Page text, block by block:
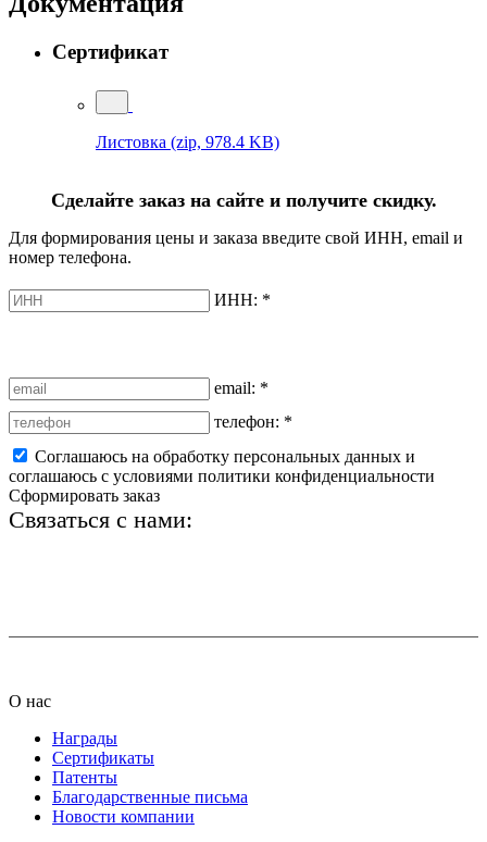
Сертификат
Листовка (zip, 978.4 KB)
Сделайте заказ на сайте и получите скидку.
Для формирования цены и заказа введите свой ИНН, email и
номер телефона.
ИНН: *
email: *
телефон: *
Соглашаюсь на обработку персональных данных и
соглашаюсь с условиями политики конфиденциальности
Сформировать заказ
Связаться с нами:
О нас
Награды
Сертификаты
Патенты
Благодарственные письма
Новости компании